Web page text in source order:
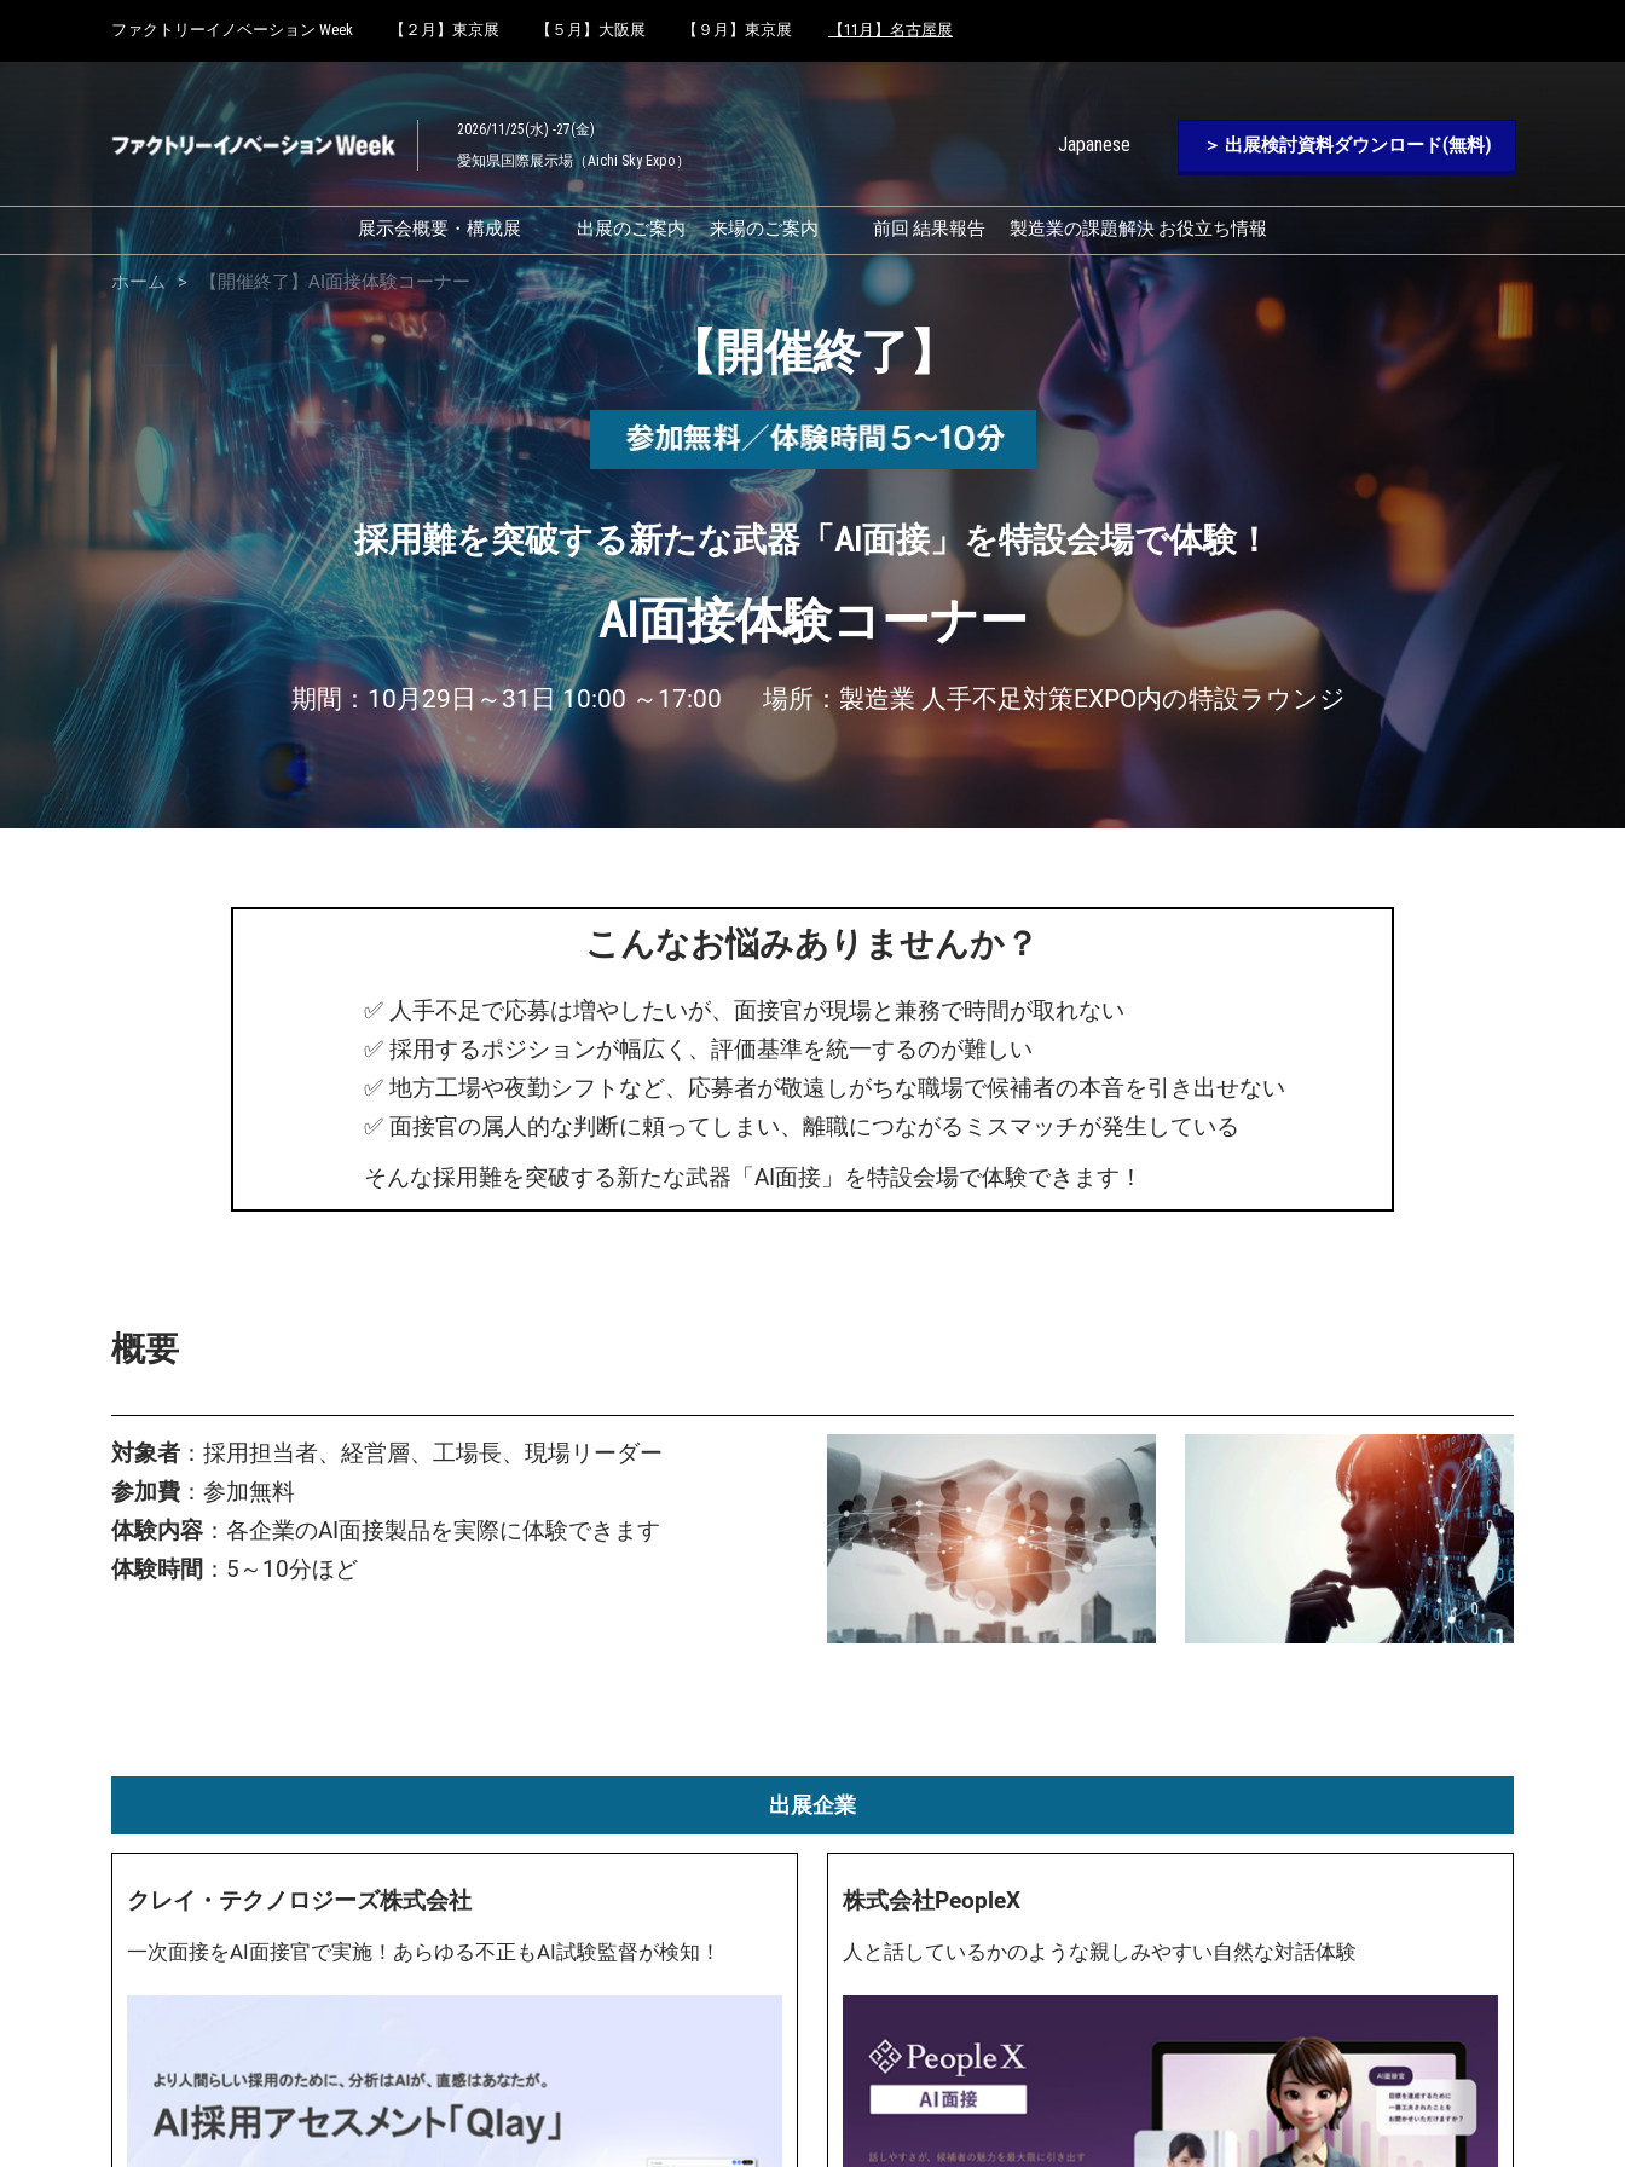
キ
し
む
to
ファクトリーイノベーション Week 【２月】東京展 【５月】大阪展 【９月】東京展 【11月】名古屋展
2026/11/25(水) -27(金)
愛知県国際展示場（Aichi Sky Expo）
Japanese
Japanese
English
Simplified Chinese
Korean (Naver Blog)
＞ 出展検討資料ダウンロード(無料)
展示会概要・構成展
展示会概要
【2025年10月】ファクトリ
ーイノベーション Week 結果
スマート工場 EXPO
ロボデックス
製造業カーボンニュートラ
ル展
製造業 人手不足対策EXPO
工場 安全・環境改善 EXPO
出展のご案内 来場のご案内
来場のご案内
効率的なブースのまわり方
交通アクセス
来場に関するFAQ
展示会・セミナー参加ポリ
シー
前回 結果報告 製造業の課題解決 お役立ち情報
ホーム 【開催終了】AI面接体験コーナー
AI
面
接
体
験
コ
ー
ナ
ー
【開催終了】
採用難を突破する新たな武器「AI面接」を特設会場で体験！
AI面接体験コーナー
期間：10月29日～31日 10:00 ～17:00 場所：製造業 人手不足対策EXPO内の特設ラウンジ
こんなお悩みありませんか？
✅ 人手不足で応募は増やしたいが、面接官が現場と兼務で時間が取れない
✅ 採用するポジションが幅広く、評価基準を統一するのが難しい
✅ 地方工場や夜勤シフトなど、応募者が敬遠しがちな職場で候補者の本音を引き出せない
✅ 面接官の属人的な判断に頼ってしまい、離職につながるミスマッチが発生している
そんな採用難を突破する新たな武器「AI面接」を特設会場で体験できます！
概要
対象者 ：採用担当者、経営層、工場長、現場リーダー
参加費 ：参加無料
体験内容 ：各企業のAI面接製品を実際に体験できます
体験時間 ：5～10分ほど
出展企業
クレイ・テクノロジーズ株式会社
一次面接をAI面接官で実施！あらゆる不正もAI試験監督が検知！
株式会社PeopleX
人と話しているかのような親しみやすい自然な対話体験